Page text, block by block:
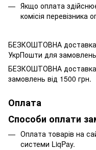
Якщо оплата
комісія перевізника
БЕЗКОШТОВНА доставка
УкрПошти для
БЕЗКОШТОВНА доставка
замовлень від 1500 грн.
Оплата
Способи оплати
Оплата товарів на
системи LiqPay.